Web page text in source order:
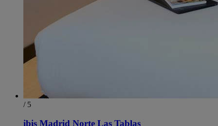
/ 5
ibis Madrid Norte Las Tablas